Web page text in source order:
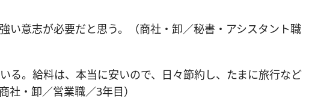
い意志が必要だと思う。（商社・卸／秘書・アシスタント職
る。給料は、本当に安いので、日々節約し、たまに旅行など
社・卸／営業職／3年目）